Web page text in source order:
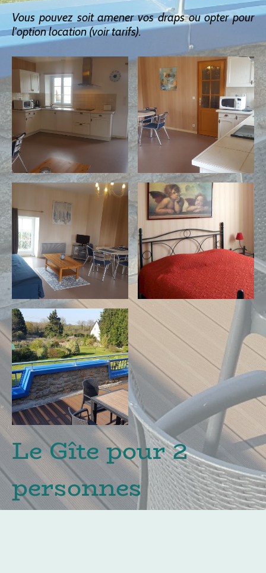
Vous pouvez soit amener vos draps ou opter pour
l'option location (voir tarifs).
Le Gîte pour 2
personnes